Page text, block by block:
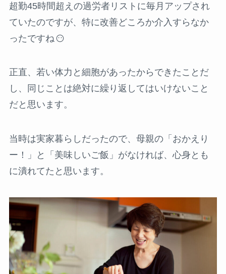
超勤45時間超えの過労者リストに毎月アップされ
ていたのですが、特に改善どころか介入すらなか
ったですね
正直、若い体力と細胞があったからできたことだ
し、同じことは絶対に繰り返してはいけないこと
だと思います。
当時は実家暮らしだったので、母親の「おかえり
ー！」と「美味しいご飯」がなければ、心身とも
に潰れてたと思います。